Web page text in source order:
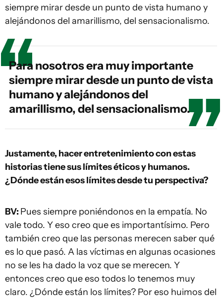
siempre mirar desde un punto de vista humano y
alejándonos del amarillismo, del sensacionalismo.
Para nosotros era muy importante
siempre mirar desde un punto de vista
humano y alejándonos del
amarillismo, del sensacionalismo.
Justamente, hacer entretenimiento con estas
historias tiene sus límites éticos y humanos.
¿Dónde están esos límites desde tu perspectiva?
BV: Pues siempre poniéndonos en la empatía. No
vale todo. Y eso creo que es importantísimo. Pero
también creo que las personas merecen saber qué
es lo que pasó. A las víctimas en algunas ocasiones
no se les ha dado la voz que se merecen. Y
entonces creo que eso todos lo tenemos muy
claro. ¿Dónde están los límites? Por eso huimos del